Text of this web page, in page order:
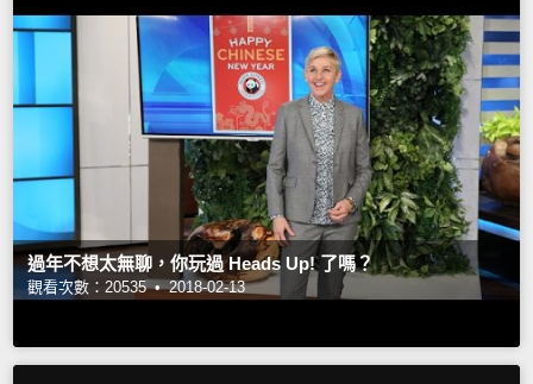
過年不想太無聊，你玩過 Heads Up! 了嗎？
觀看次數：20535 • 2018-02-13